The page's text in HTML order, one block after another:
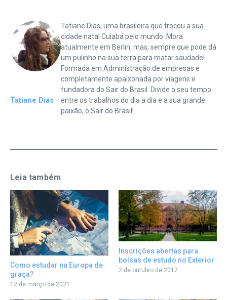
Tatiane Dias
Tatiane Dias, uma brasileira que trocou a sua
cidade natal Cuiabá pelo mundo. Mora
atualmente em Berlin, mas, sempre que pode dá
um pulinho na sua terra para matar saudade!
Formada em Administração de empresas e
completamente apaixonada por viagens e
fundadora do Sair do Brasil. Divide o seu tempo
entre os trabalhos do dia a dia e a sua grande
paixão, o Sair do Brasil!
Leia também
Como estudar na Europa de
graça?
12 de março de 2021
Inscrições abertas para
bolsas de estudo no Exterior
2 de outubro de 2017